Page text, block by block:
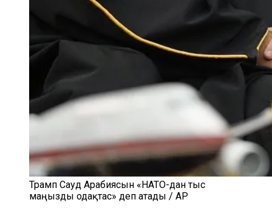
Трамп Сауд Арабиясын «НАТО-дан тыс
маңызды одақтас» деп атады / AP